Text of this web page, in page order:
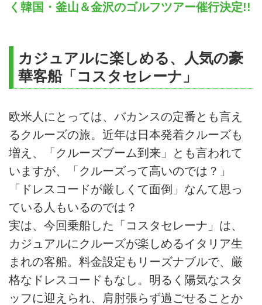
く韓国・釜山＆金沢のゴルフツアー催行決定!!
カジュアルに楽しめる、人気の豪
華客船「コスタセレーナ」
欧米人にとっては、バカンスの定番とも言え
るクルーズの旅。近年は日本発着クルーズも
増え、「クルーズブーム到来」とも言われて
いますが、「クルーズって高いのでは？」
「ドレスコードが厳しくて面倒」なんて思っ
ている人もいるのでは？
実は、今回乗船した「コスタセレーナ」は、
カジュアルにクルーズが楽しめるイタリア生
まれの客船。料金設定もリーズナブルで、厳
格なドレスコードもなし。明るく陽気なスタ
ッフに迎えられ、肩肘張らず過ごせることか